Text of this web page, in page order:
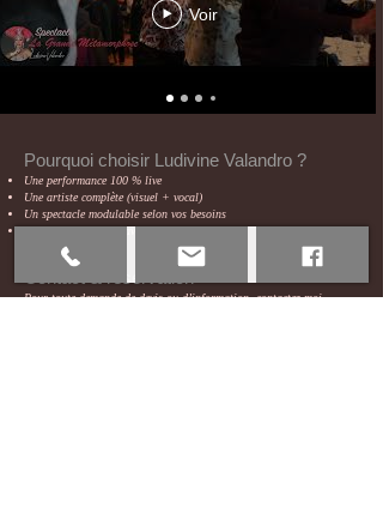
Pourquoi choisir Ludivine Valandro ?
Une performance 100 % live
Une artiste complète (visuel + vocal)
Un spectacle modulable selon vos besoins
Une forte connexion avec le public
Pour toute demande de devis ou d’information, contactez-moi
Voir